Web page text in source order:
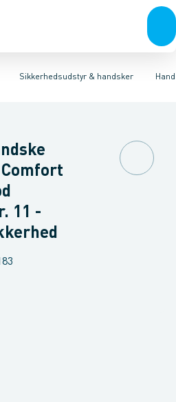
Sikkerhedsudstyr & handsker
Overtøj & huerUndertøj & sokker Sko
ÅndedrætsværnFørstehjælps
Teknik handsker
11 -